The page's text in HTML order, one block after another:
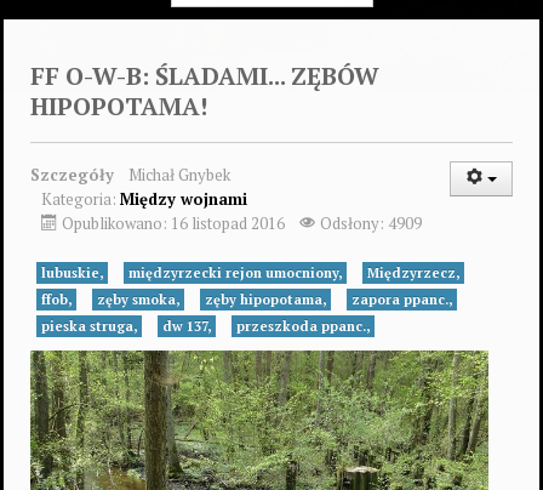
FF O-W-B: ŚLADAMI... ZĘBÓW
HIPOPOTAMA!
Szczegóły
Michał Gnybek
Kategoria: Między wojnami
Opublikowano: 16 listopad 2016
Odsłony: 4909
lubuskie, międzyrzecki rejon umocniony,
Międzyrzecz,
ffob,
zęby smoka, zęby hipopotama,
zapora ppanc.,
pieska struga,
dw 137, przeszkoda ppanc.,